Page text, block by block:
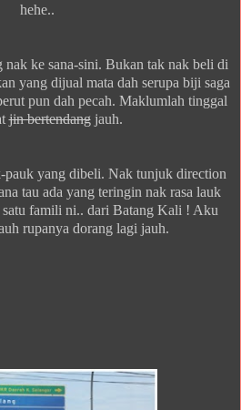
hehe..
nak ke sana-sini. Bukan tak nak beli di
yang dijual mata dah serupa biji saga
pun dah pecah. Maklumlah tinggal
jin bertendangjauh.
yang dibeli. Nak tunjuk direction
tau ada yang teringin nak rasa lauk
satu famili ni.. dari Batang Kali ! Aku
rupanya dorang lagi jauh.